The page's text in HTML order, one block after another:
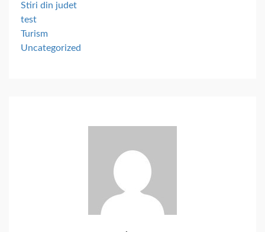
Stiri din judet
test
Turism
Uncategorized